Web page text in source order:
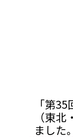
「第
（東
ました。